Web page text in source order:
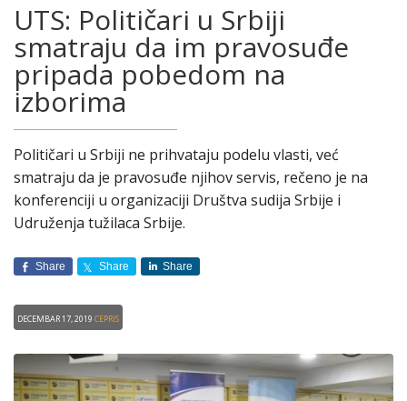
UTS: Političari u Srbiji
smatraju da im pravosuđe
pripada pobedom na
izborima
Političari u Srbiji ne prihvataju podelu vlasti, već
smatraju da je pravosuđe njihov servis, rečeno je na
konferenciji u organizaciji Društva sudija Srbije i
Udruženja tužilaca Srbije.
Share Share Share
Decembar 17, 2019CEPRIS